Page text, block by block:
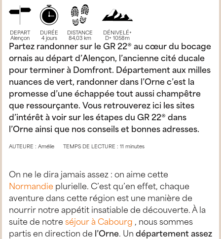
DEPART
Alençon
DURÉE
4 jours
DISTANCE
84,03 km
DÉNIVELÉ+
D+ 1058m
Partez randonner sur le GR 22® au cœur du bocage
ornais au départ d’Alençon, l’ancienne cité ducale
pour terminer à Domfront. Département aux milles
nuances de vert, randonner dans l’Orne c’est la
promesse d’une échappée tout aussi champêtre
que ressourçante. Vous retrouverez ici les sites
d’intérêt à voir sur les étapes du GR 22® dans
l’Orne ainsi que nos conseils et bonnes adresses.
AUTEURE : Amélie TEMPS DE LECTURE : 11 minutes
On ne le dira jamais assez : on aime cette
Normandie plurielle. C’est qu’en effet, chaque
aventure dans cette région est une manière de
nourrir notre appétit insatiable de découverte. À la
suite de notre séjour à Cabourg , nous sommes
partis en direction de
l’Orne. Un département assez